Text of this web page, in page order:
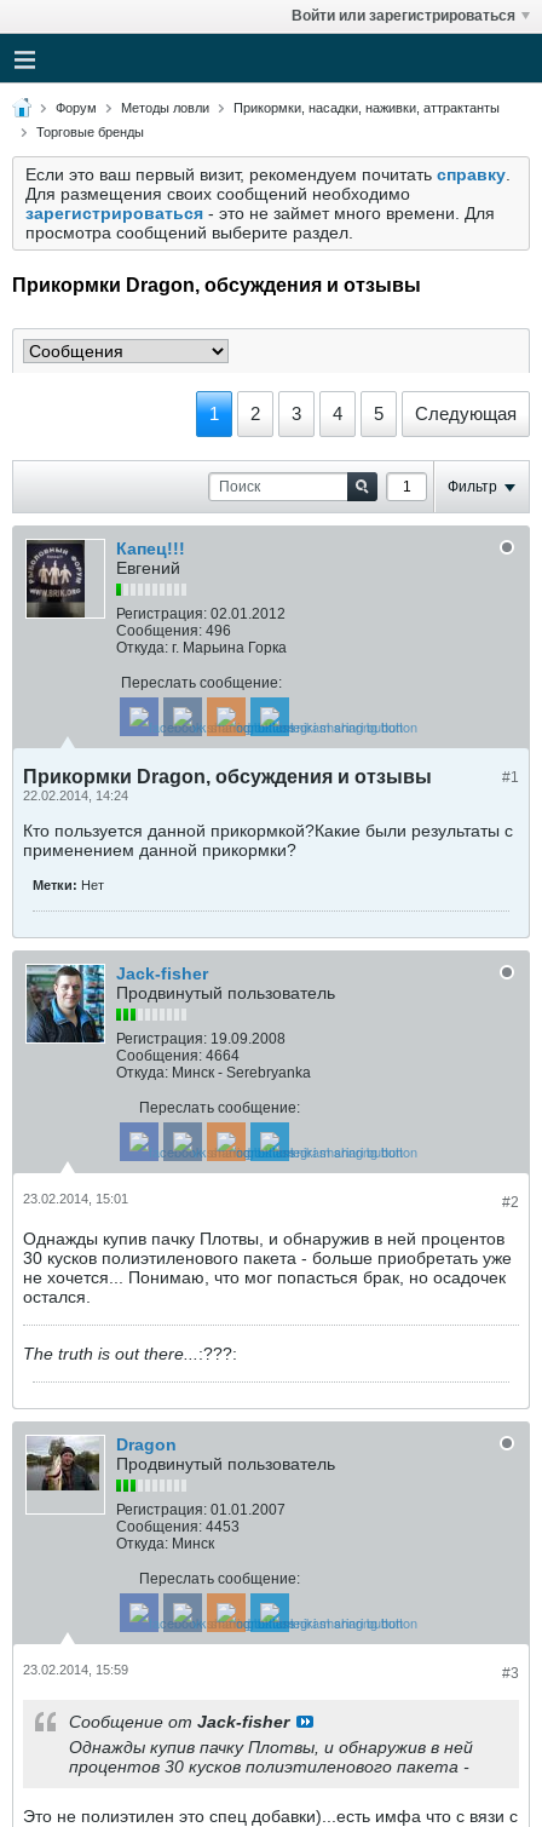
Войти или зарегистрироваться
Форум Методы ловли
Прикормки, насадки, наживки, аттрактанты
Торговые бренды
Если это ваш первый визит, рекомендуем почитать справку
Для размещения своих сообщений необходимо
зарегистрироваться - это не займет много времени. Для
просмотра сообщений выберите раздел.
Прикормки Dragon, обсуждения и отзывы
1 2 3 4 5 Следующая
Фильтр
Капец!!!
Евгений
Регистрация: 02.01.2012
Сообщения: 496
Откуда: г. Марьина Горка
Переслать сообщение:
#1
Прикормки Dragon, обсуждения и отзывы
22.02.2014, 14:24
Кто пользуется данной прикормкой?Какие были результаты с
применением данной прикормки?
Метки: Нет
Jack-fisher
Продвинутый пользователь
Регистрация: 19.09.2008
Сообщения: 4664
Откуда: Минск - Serebryanka
Переслать сообщение:
#2
23.02.2014, 15:01
Однажды купив пачку Плотвы, и обнаружив в ней процентов
30 кусков полиэтиленового пакета - больше приобретать уже
не хочется... Понимаю, что мог попасться брак, но осадочек
остался.
The truth is out there... :???:
Dragon
Продвинутый пользователь
Регистрация: 01.01.2007
Сообщения: 4453
Откуда: Минск
Переслать сообщение:
#3
23.02.2014, 15:59
Сообщение от Jack-fisher
Однажды купив пачку Плотвы, и обнаружив в ней
процентов 30 кусков полиэтиленового пакета -
Это не полиэтилен это спец добавки)...есть имфа что с вязи с